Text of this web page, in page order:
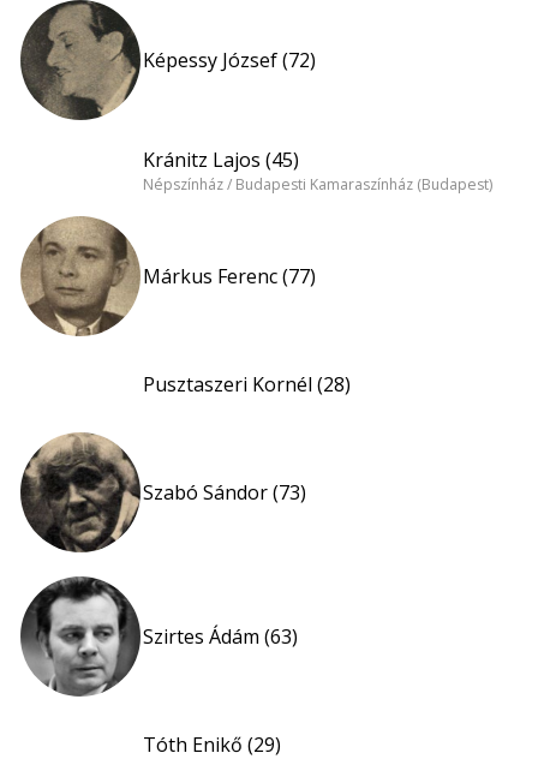
Képessy József (72)
Kránitz Lajos (45)
Népszínház / Budapesti Kamaraszínház (Budapest)
Márkus Ferenc (77)
Pusztaszeri Kornél (28)
Szabó Sándor (73)
Szirtes Ádám (63)
Tóth Enikő (29)